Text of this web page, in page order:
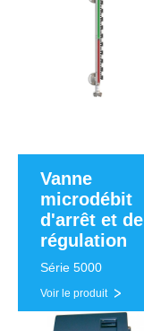
Vanne
microdébit
d'arrêt et de
régulation
Série 5000
Voir le produit